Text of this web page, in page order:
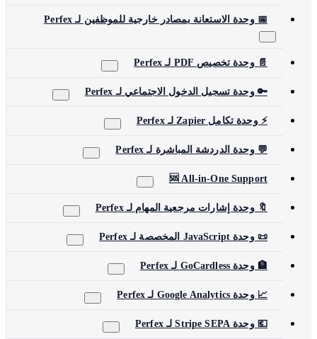
📅 وحدة الاستعانة بمصادر خارجية للموظفين لـ Perfex
📄 وحدة تخصيص PDF لـ Perfex
🔑 وحدة تسجيل الدخول الاجتماعي لـ Perfex
⚡ وحدة تكامل Zapier لـ Perfex
💬 وحدة الدردشة المباشرة لـ Perfex
🆘 All-in-One Support
🔖 وحدة إشارات مرجعية المهام لـ Perfex
📜 وحدة JavaScript المخصصة لـ Perfex
🏦 وحدة GoCardless لـ Perfex
📈 وحدة Google Analytics لـ Perfex
💶 وحدة Stripe SEPA لـ Perfex